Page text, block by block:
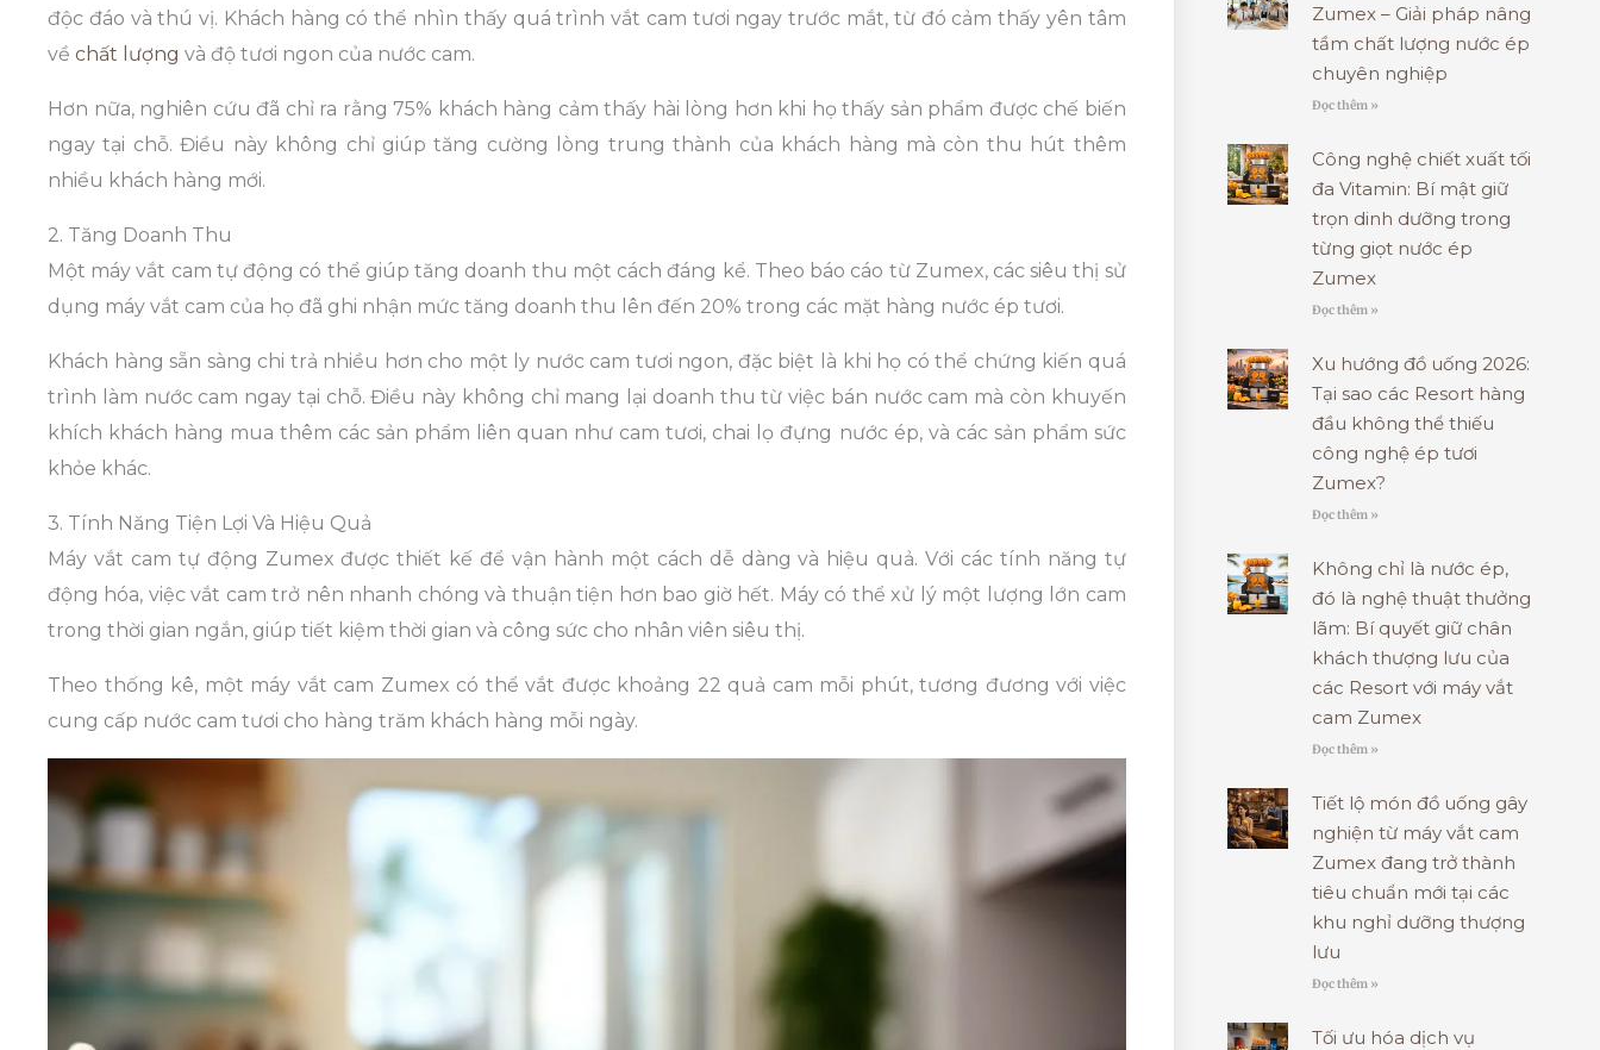
độc đáo và thú vị. Khách hàng có thể nhìn thấy quá trình vắt cam tươi ngay trước mắt, từ đó cảm thấy yên tâm
về chất lượng và độ tươi ngon của nước cam.
Hơn nữa, nghiên cứu đã chỉ ra rằng 75% khách hàng cảm thấy hài lòng hơn khi họ thấy sản phẩm được chế biến
ngay tại chỗ. Điều này không chỉ giúp tăng cường lòng trung thành của khách hàng mà còn thu hút thêm
nhiều khách hàng mới.
2. Tăng Doanh Thu
Một máy vắt cam tự động có thể giúp tăng doanh thu một cách đáng kể. Theo báo cáo từ Zumex, các siêu thị sử
dụng máy vắt cam của họ đã ghi nhận mức tăng doanh thu lên đến 20% trong các mặt hàng nước ép tươi.
Khách hàng sẵn sàng chi trả nhiều hơn cho một ly nước cam tươi ngon, đặc biệt là khi họ có thể chứng kiến quá
trình làm nước cam ngay tại chỗ. Điều này không chỉ mang lại doanh thu từ việc bán nước cam mà còn khuyến
khích khách hàng mua thêm các sản phẩm liên quan như cam tươi, chai lọ đựng nước ép, và các sản phẩm sức
khỏe khác.
3. Tính Năng Tiện Lợi Và Hiệu Quả
Máy vắt cam tự động Zumex được thiết kế để vận hành một cách dễ dàng và hiệu quả. Với các tính năng tự
động hóa, việc vắt cam trở nên nhanh chóng và thuận tiện hơn bao giờ hết. Máy có thể xử lý một lượng lớn cam
trong thời gian ngắn, giúp tiết kiệm thời gian và công sức cho nhân viên siêu thị.
Theo thống kê, một máy vắt cam Zumex có thể vắt được khoảng 22 quả cam mỗi phút, tương đương với việc
cung cấp nước cam tươi cho hàng trăm khách hàng mỗi ngày.
Zumex – Giải pháp nâng
tầm chất lượng nước ép
chuyên nghiệp
Đọc thêm »
Công nghệ chiết xuất tối
đa Vitamin: Bí mật giữ
trọn dinh dưỡng trong
từng giọt nước ép
Zumex
Đọc thêm »
Xu hướng đồ uống 2026:
Tại sao các Resort hàng
đầu không thể thiếu
công nghệ ép tươi
Zumex?
Đọc thêm »
Không chỉ là nước ép,
đó là nghệ thuật thưởng
lãm: Bí quyết giữ chân
khách thượng lưu của
các Resort với máy vắt
cam Zumex
Đọc thêm »
Tiết lộ món đồ uống gây
nghiện từ máy vắt cam
Zumex đang trở thành
tiêu chuẩn mới tại các
khu nghỉ dưỡng thượng
lưu
Đọc thêm »
Tối ưu hóa dịch vụ